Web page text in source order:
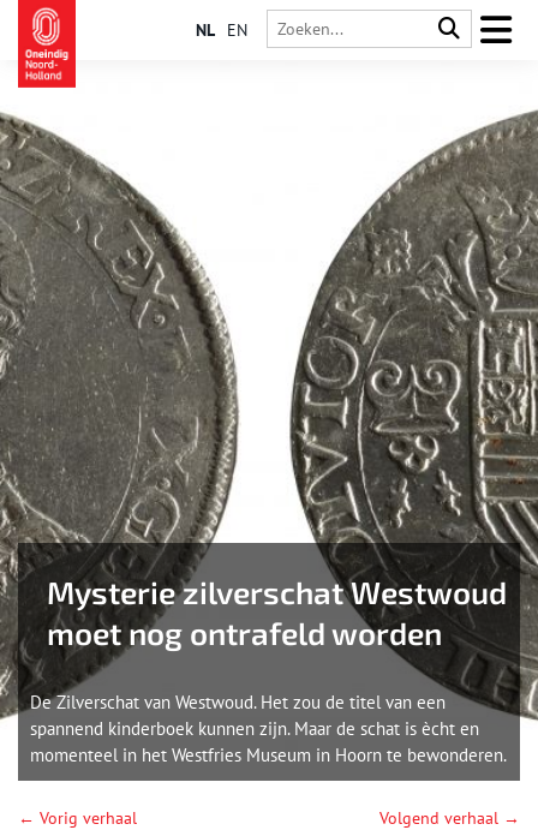
NL EN
Mysterie zilverschat Westwoud
moet nog ontrafeld worden
De Zilverschat van Westwoud. Het zou de titel van een
spannend kinderboek kunnen zijn. Maar de schat is ècht en
momenteel in het Westfries Museum in Hoorn te bewonderen.
← Vorig verhaal Volgend verhaal →